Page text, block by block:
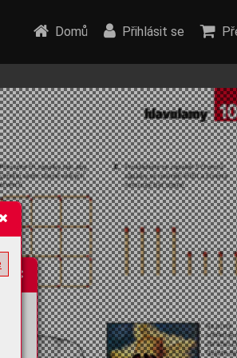
Domů Přihlásit se